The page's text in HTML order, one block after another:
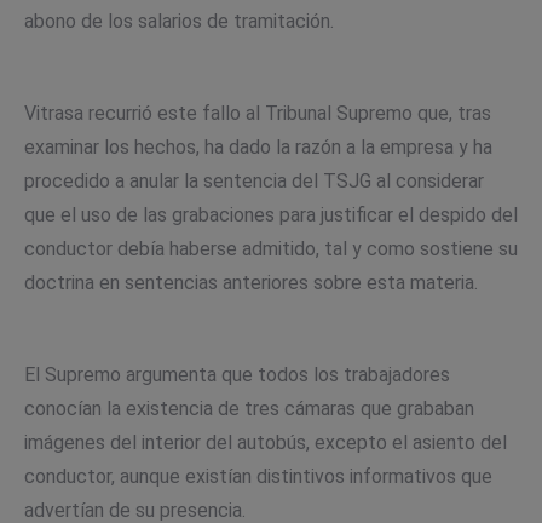
abono de los salarios de tramitación.
Vitrasa recurrió este fallo al Tribunal Supremo que, tras
examinar los hechos, ha dado la razón a la empresa y ha
procedido a anular la sentencia del TSJG al considerar
que el uso de las grabaciones para justificar el despido del
conductor debía haberse admitido, tal y como sostiene su
doctrina en sentencias anteriores sobre esta materia.
El Supremo argumenta que todos los trabajadores
conocían la existencia de tres cámaras que grababan
imágenes del interior del autobús, excepto el asiento del
conductor, aunque existían distintivos informativos que
advertían de su presencia.